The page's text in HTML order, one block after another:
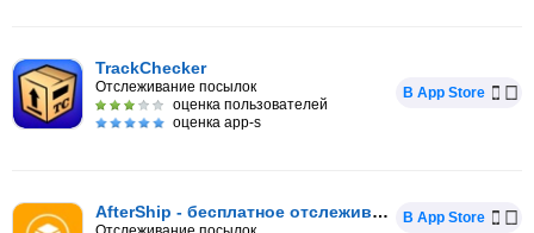
TrackChecker
Отслеживание посылок
оценка пользователей
оценка app-s
В App Store
AfterShip - бесплатное отслеживание посыло В App Store